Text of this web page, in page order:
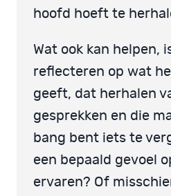
hoofd hoeft te
Wat ook kan helpen,
reflecteren op wat
geeft, dat herhalen
gesprekken en die
bang bent iets te
een bepaald gevoel
ervaren? Of